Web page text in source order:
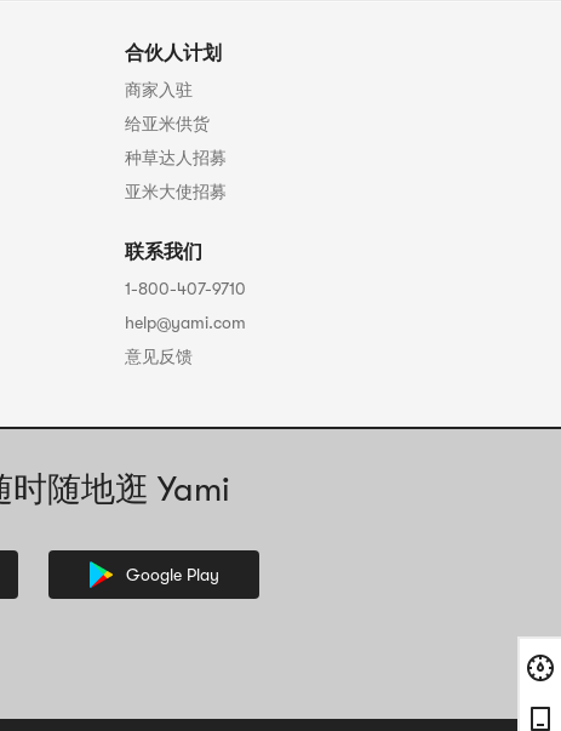
合伙人计划
商家入驻
给亚米供货
种草达人招募
亚米大使招募
联系我们
1-800-407-9710
help@yami.com
意见反馈
随地逛 Yami
Google Play